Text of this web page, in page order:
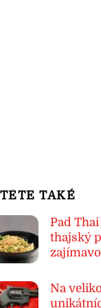
TAKÉ
Pad
thajský
Na